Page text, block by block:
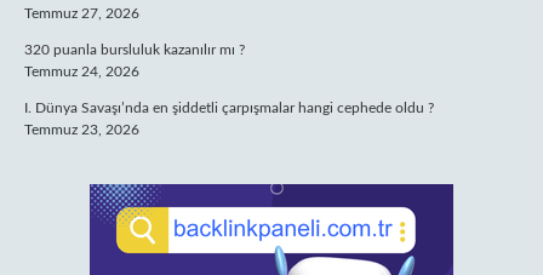
Temmuz 27, 2026
320 puanla bursluluk kazanılır mı ?
Temmuz 24, 2026
I. Dünya Savaşı’nda en şiddetli çarpışmalar hangi cephede oldu ?
Temmuz 23, 2026